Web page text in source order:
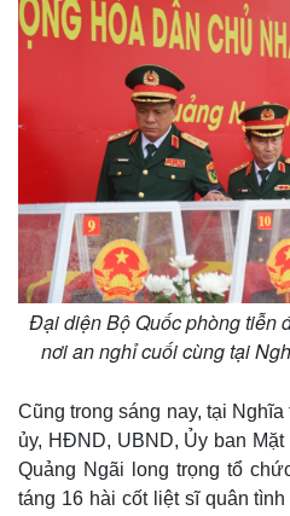
Đại diện Bộ Quốc phòng tiễn
nơi an nghỉ cuối cùng tại
Cũng trong sáng nay, tại
ủy, HĐND, UBND, Ủy ban
Quảng Ngãi long trọng tổ
táng 16 hài cốt liệt sĩ quân